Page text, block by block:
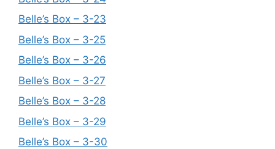
Belle’s Box – 3-23
Belle’s Box – 3-25
Belle’s Box – 3-26
Belle’s Box – 3-27
Belle’s Box – 3-28
Belle’s Box – 3-29
Belle’s Box – 3-30